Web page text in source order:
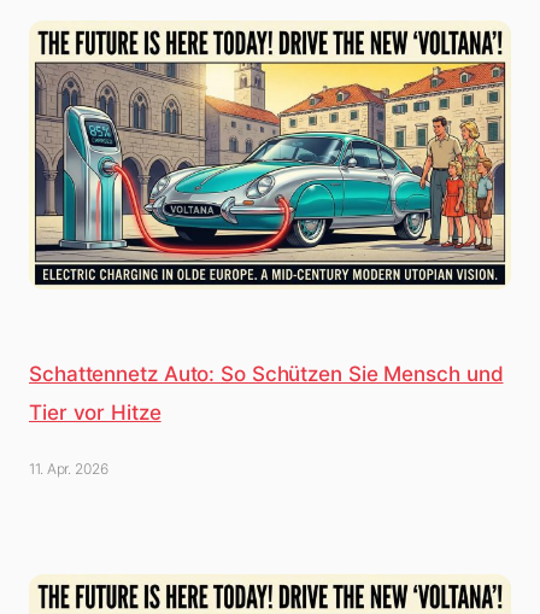
Schattennetz Auto: So Schützen Sie Mensch und
Tier vor Hitze
11. Apr. 2026